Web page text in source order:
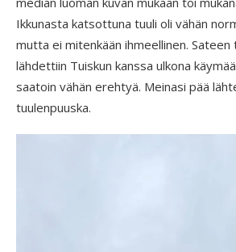
Ikkunasta katsottuna tuuli oli vähän
mutta ei mitenkään ihmeellinen.
lähdettiin Tuiskun kanssa ulkona
saatoin vähän erehtyä. Meinasi pää
tuulenpuuska.